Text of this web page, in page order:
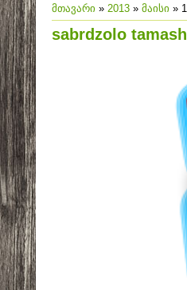
მთავარი » 2013 » მაისი »
sabrdzolo